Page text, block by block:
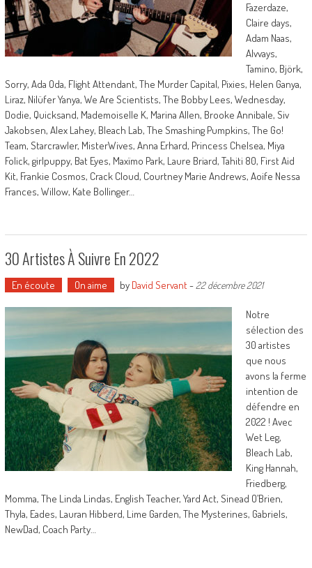
Fazerdaze,
Claire days,
Adam Naas,
Alvvays,
Tamino, Björk,
Sorry, Ada Oda, Flight Attendant, The Murder Capital, Pixies, Helen Ganya,
Liraz, Nilüfer Yanya, We Are Scientists, The Bobby Lees, Wednesday,
Dodie, Quicksand, Mademoiselle K, Marina Allen, Brooke Annibale, Siv
Jakobsen, Alex Lahey, Bleach Lab, The Smashing Pumpkins, The Go!
Team, Starcrawler, MisterWives, Anna Erhard, Princess Chelsea, Miya
Folick, girlpuppy, Bat Eyes, Maxïmo Park, Laure Briard, Tahiti 80, First Aid
Kit, Frankie Cosmos, Crack Cloud, Courtney Marie Andrews, Aoife Nessa
Frances, Willow, Kate Bollinger…
30 Artistes À Suivre En 2022
En écoute On aime by David Servant- 22 décembre 2021
Notre
sélection des
30 artistes
que nous
avons la ferme
intention de
défendre en
2022 ! Avec
Wet Leg,
Bleach Lab,
King Hannah,
Friedberg,
Momma, The Linda Lindas, English Teacher, Yard Act, Sinead O’Brien,
Thyla, Eades, Lauran Hibberd, Lime Garden, The Mysterines, Gabriels,
NewDad, Coach Party…